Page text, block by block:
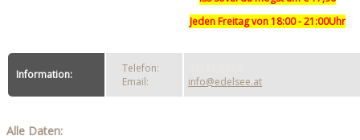
Jeden Freitag von 18:00 - 21:00Uhr
Information:
Telefon:
Email:
info@edelsee.at
Alle Daten: